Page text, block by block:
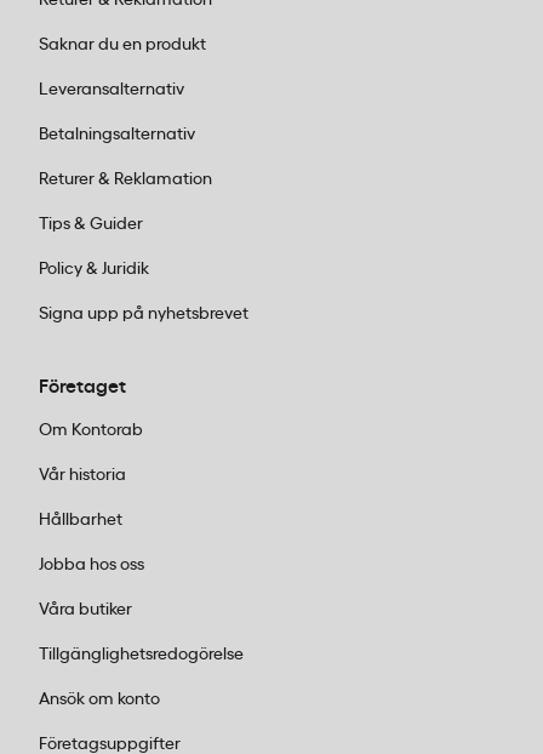
Produktegenskaper
Kompatibla Brother Skrivare
Varför Välja Greenman Miljötoner?
Köpinformation
Saknar du en produkt
Leveransalternativ
Betalningsalternativ
Returer & Reklamation
Tips & Guider
Policy & Juridik
Signa upp på nyhetsbrevet
Företaget
Om Kontorab
Vår historia
Hållbarhet
Jobba hos oss
Våra butiker
Tillgänglighetsredogörelse
Ansök om konto
Företagsuppgifter